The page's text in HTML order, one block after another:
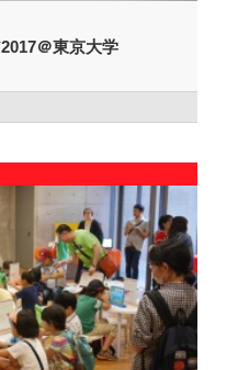
＠東京大学